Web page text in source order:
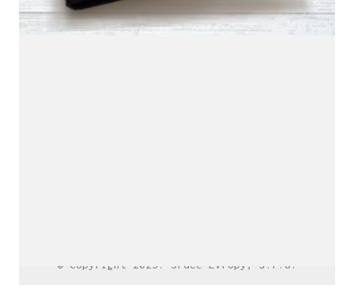
© Copyright 2025. Srdce Evropy, s.r.o.